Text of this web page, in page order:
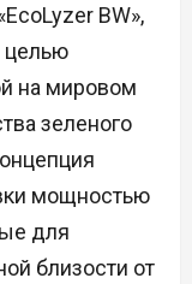
BW»,
целью
на мировом
зеленого
мощностью
для
близости от